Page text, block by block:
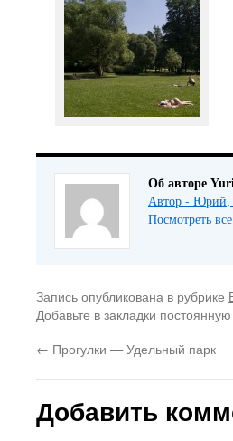
Об авторе
Автор - Юрий,
Посмотреть
Запись опубликована в рубрике
Добавьте в закладки
← Прогулки — Удельный парк
Добавить